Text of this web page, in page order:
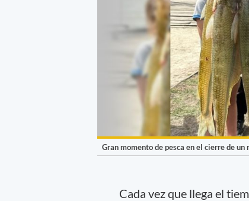
Gran momento de pesca en el cierre de
Cada vez que llega el